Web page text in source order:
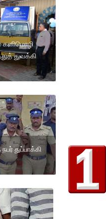
கனிமொழி
துவக்கி
துப்பாக்கி